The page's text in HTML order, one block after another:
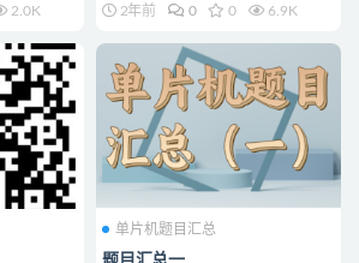
2.0K 2年前 0 0 6.9K
单片机题目汇总